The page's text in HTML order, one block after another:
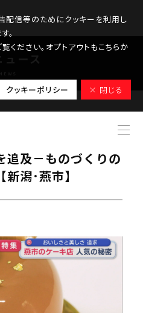
配信等のためにクッキーを利用し
。
ください。オプトアウトもこちらか
クッキーポリシー × 閉じる
しさ〟の秘密は？
追及－ものづくりの
潟･燕市】